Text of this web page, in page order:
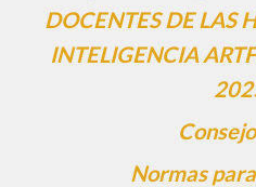
DOCENTES DE LAS
INTELIGENCIA
Normas